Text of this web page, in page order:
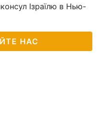
Ізраїлю в Нью-
НАС